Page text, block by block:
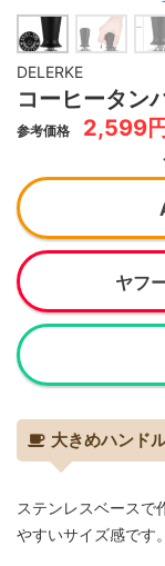
DELERKE
コーヒータン
参考価格 2,599円
ヤフ
大きめハンド
ステンレスベースで
やすいサイズ感です。